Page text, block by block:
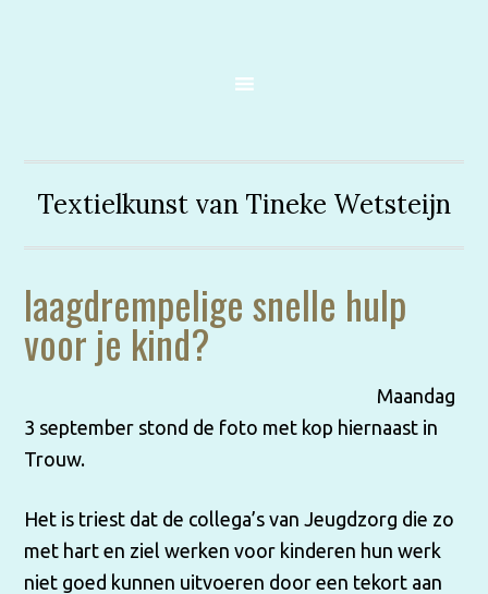
Textielkunst van Tineke Wetsteijn
laagdrempelige snelle hulp
voor je kind?
Maandag
3 september stond de foto met kop hiernaast in
Trouw.
Het is triest dat de collega’s van Jeugdzorg die zo
met hart en ziel werken voor kinderen hun werk
niet goed kunnen uitvoeren door een tekort aan